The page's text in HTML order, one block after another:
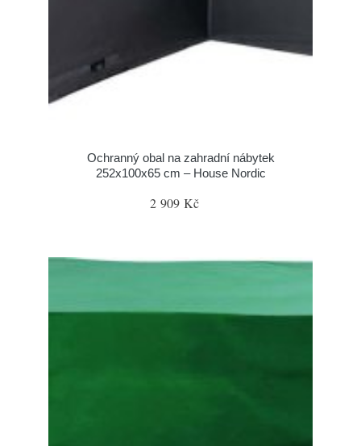
Ochranný obal na zahradní nábytek
252x100x65 cm – House Nordic
2 909 Kč